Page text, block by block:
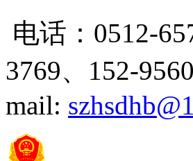
电话：0512-
3769、 152-
mail: